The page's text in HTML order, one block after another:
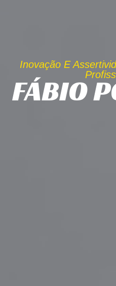
Inovação E
FÁBIO